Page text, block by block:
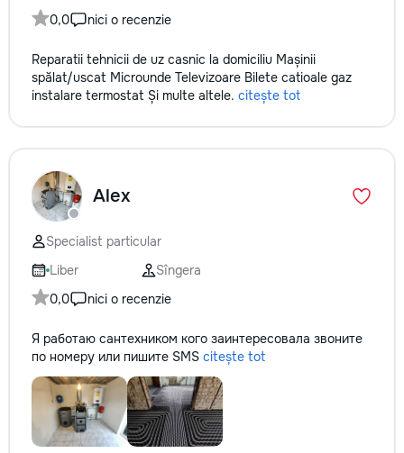
0,0
nici o recenzie
Reparatii tehnicii de uz casnic la domiciliu Mașinii
spălat/uscat Microunde Televizoare Bilete catioale gaz
instalare termostat Și multe altele. citește tot
Alex
Specialist particular
Liber
Sîngera
0,0
nici o recenzie
Я работаю сантехником кого заинтересовала звоните
по номеру или пишите SMS citește tot